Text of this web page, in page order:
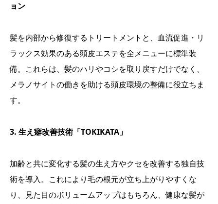
ョン
髪を内部から修復するトリートメントと、血流促進・リ
ラックス効果のある頭皮エステを全メニューに標準装
備。これらは、髪のハリやコシを取り戻すだけでなく、
メラノサイトの働きを助ける頭皮環境の整備に役立ちま
す。
3. 生え癖改善技術「TOKIKATA」
加齢と共に変化する髪の生え方やクセを改善する独自技
術を導入。これにより毛の根元が立ち上がりやすくな
り、見た目のボリュームアップはもちろん、健康な髪が